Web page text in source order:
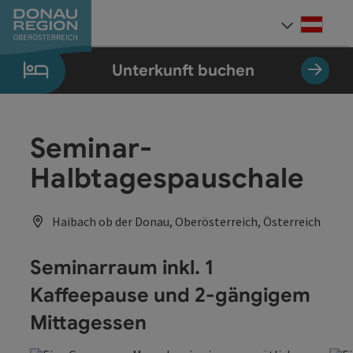
Zum Inhalt
Zur Navigation
Zum Seitenanfang
Zur Kontaktseite
Zum Impressum
Zur Startseite
Unterkunft buchen
Seminar-
Halbtagespauschale
Haibach ob der Donau, Oberösterreich, Österreich
Seminarraum inkl. 1
Kaffeepause und 2-gängigem
Mittagessen